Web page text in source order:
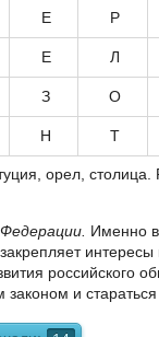
Е Р
Е Л
З О
Н Т
орел, столица.
Именно
российского
и